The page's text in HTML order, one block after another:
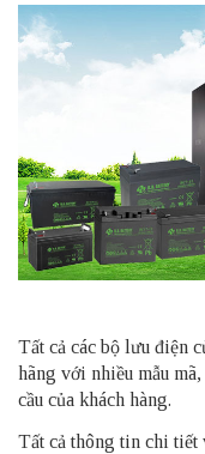
Tất cả các bộ lưu điện
hãng với nhiều mẫu
cầu của khách hàng.
Tất cả thông tin chi tiết